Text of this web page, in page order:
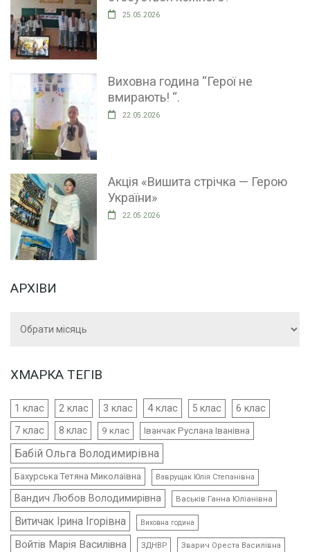
25.05.2026
Виховна година “Герої не
вмирають! “.
22.05.2026
Акція «Вишита стрічка — Герою
України»
22.05.2026
АРХІВИ
ХМАРКА ТЕГІВ
1 клас 2 клас 3 клас 4 клас 5 клас 6 клас
7 клас 8 клас 9 клас Іванчак Руслана Іванівна
Бабій Ольга Володимирівна
Бахурська Тетяна Миколаївна Ваврущак Юлія Степанівна
Вандич Любов Володимирівна Васьків Ганна Юліанівна
Витичак Ірина Ігорівна Виховна година
Войтів Марія Василівна ЗДНВР Зварич Ореста Василівна